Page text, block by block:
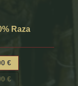
Raza
€
€